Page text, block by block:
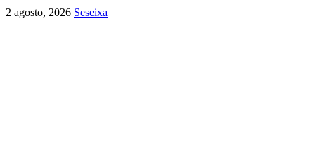
2 agosto, 2026 Seseixa